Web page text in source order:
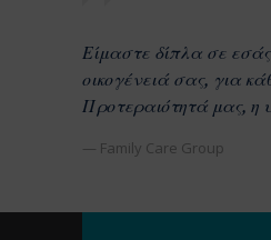
Είμαστε δίπλα σε
οικογένειά σας, για
Προτεραιότητά μας, η
— Family Care Group